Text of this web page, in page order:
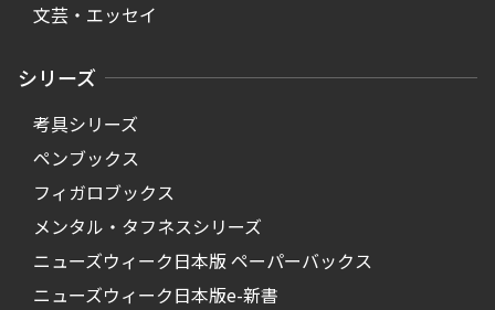
文芸・エッセイ
シリーズ
考具シリーズ
ペンブックス
フィガロブックス
メンタル・タフネスシリーズ
ニューズウィーク日本版 ペーパーバックス
ニューズウィーク日本版e-新書